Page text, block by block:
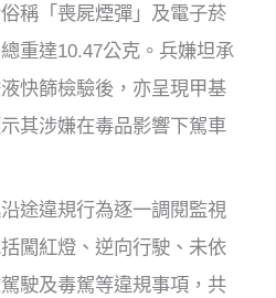
稱「喪屍煙彈」及電子菸
重達10.47公克。兵嫌坦承
快篩檢驗後，亦呈現甲基
其涉嫌在毒品影響下駕車
途違規行為逐一調閱監視
闖紅燈、逆向行駛、未依
駛及毒駕等違規事項，共